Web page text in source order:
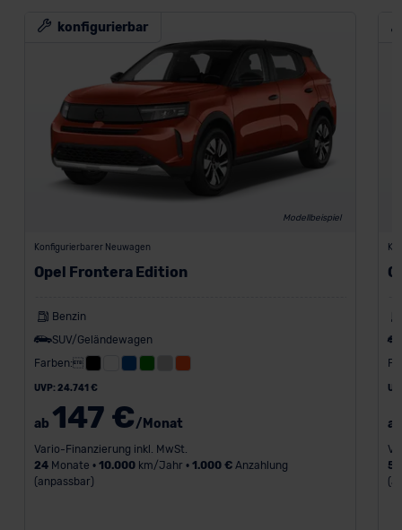
Modellbeispiel
konfigurierbar
Konfigurierbarer Neuwagen
Opel Frontera Edition
Benzin
SUV/Geländewagen
Farben:
UVP: 24.741 €
ab 147 €/Monat
Vario-Finanzierung inkl. MwSt.
24Monate • 10.000km/Jahr • 1.000 €Anzahlung
(anpassbar)
54